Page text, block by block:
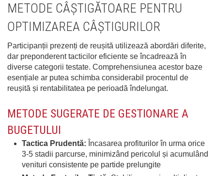
METODE CÂȘTIGĂTOARE PENTRU
OPTIMIZAREA CÂȘTIGURILOR
Participanții prezenți de reușită utilizează abordări diferite,
dar preponderent tacticilor eficiente se încadrează în
diverse categorii testate. Comprehensiunea acestor baze
esențiale ar putea schimba considerabil procentul de
reușită și rentabilitatea pe perioadă îndelungat.
METODE SUGERATE DE GESTIONARE A
BUGETULUI
Tactica Prudentă: Încasarea profiturilor în urma orice
3-5 stadii parcurse, minimizând pericolul și acumulând
venituri consistente pe partide prelungite